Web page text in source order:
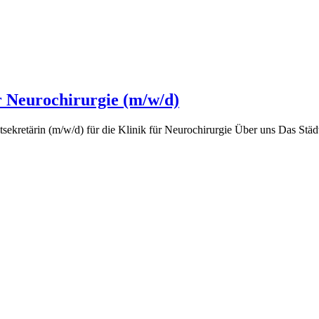
(m/w/d)
(m/w/d) für die Klinik für Neurochirurgie Über uns Das